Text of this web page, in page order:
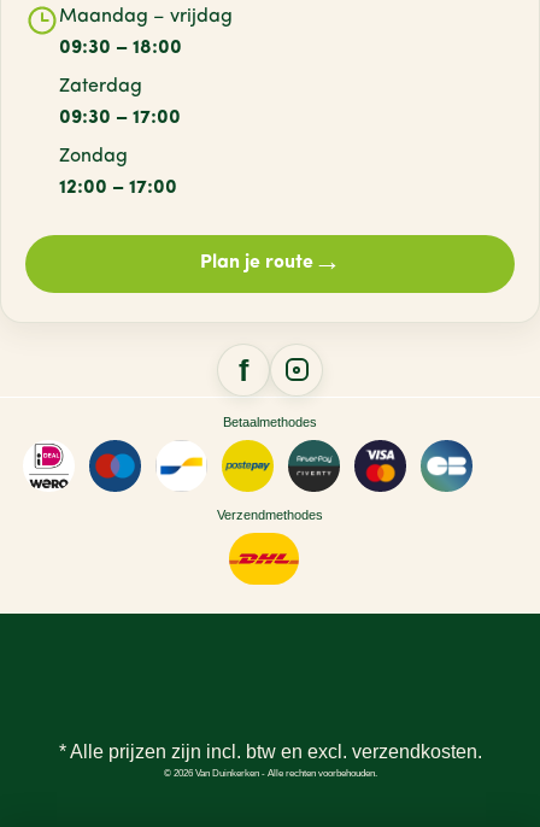
Maandag – vrijdag
09:30 – 18:00
Zaterdag
09:30 – 17:00
Zondag
12:00 – 17:00
Plan je route→
Betaalmethodes
Verzendmethodes
* Alle prijzen zijn incl. btw en excl. verzendkosten.
© 2026 Van Duinkerken - Alle rechten voorbehouden.